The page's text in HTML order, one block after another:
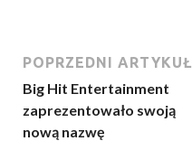
POPRZEDNI ARTYKUŁ
Big Hit Entertainment
zaprezentowało swoją
nową nazwę